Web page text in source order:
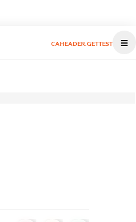
CAHEADER.GETTEST